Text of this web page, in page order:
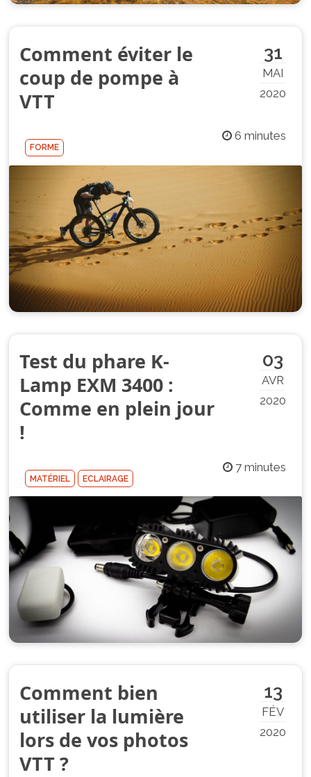
31
MAI
2020
Comment éviter le
coup de pompe à
VTT
6 minutes
FORME
03
AVR
2020
Test du phare K-
Lamp EXM 3400 :
Comme en plein jour
!
7 minutes
MATÉRIEL ECLAIRAGE
13
FÉV
2020
Comment bien
utiliser la lumière
lors de vos photos
VTT ?